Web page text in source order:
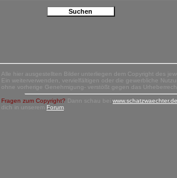
Alle hier ausgestellten Bilder unterliegen dem Copyright des
Ein weiterverwenden, vervielfältigen oder die gewerbliche
ohne vorherige Genehmigung- verstößt gegen das
Fragen zum Copyright? Dann schau bei www.schatzwaechter.de
dich in unserem Forum